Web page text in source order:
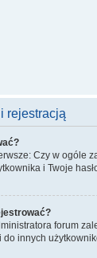
rejestracją
Czy w ogóle
i Twoje
forum
innych